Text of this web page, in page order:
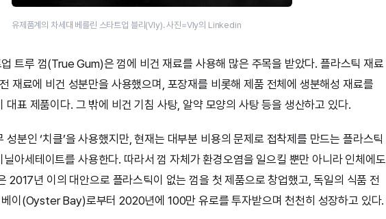
유제품계의 차세대 베를린 스타트업 블리(Vly). 사진=Vly의 Linkedin
트루 껌(True Gum)은 껌에 비건 재료를 사용해 많은 주목을 받았다. 플라스틱 재료
재료에 비건 성분만을 사용했으며, 포장재를 비롯해 제품 전체에 생분해성 재료를
대표 제품이다. 그 밖에 비건 기침 사탕, 알약 모양의 사탕 등을 생산하고 있다.
성분인 ‘치클’을 사용했지만, 현재는 대부분 비용의 문제로 접착제를 만드는 플라스틱
닐아세테이트를 사용한다. 따라서 껌 자체가 환경오염을 일으킬 뿐만 아니라 인체에도
2017년 이의 대안으로 플라스틱이 없는 껌을 첫 제품으로 창업했고, 독일의 식품 전
이(Oyster Bay)로부터 2020년에 100만 유로를 투자받으며 천천히 성장하고 있다.